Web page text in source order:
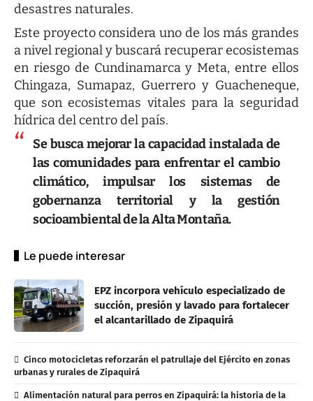
desastres naturales.
Este proyecto considera uno de los más grandes
a nivel regional y buscará recuperar ecosistemas
en riesgo de Cundinamarca y Meta, entre ellos
Chingaza, Sumapaz, Guerrero y Guacheneque,
que son ecosistemas vitales para la seguridad
hídrica del centro del país.
Se busca mejorar la capacidad instalada de
las comunidades para enfrentar el cambio
climático, impulsar los sistemas de
gobernanza territorial y la gestión
socioambiental de la Alta Montaña.
Le puede interesar
EPZ incorpora vehículo especializado de
succión, presión y lavado para fortalecer
el alcantarillado de Zipaquirá
Cinco motocicletas reforzarán el patrullaje del Ejército en zonas
urbanas y rurales de Zipaquirá
Alimentación natural para perros en Zipaquirá: la historia de la